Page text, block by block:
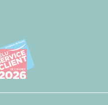
[Ecovadis Gold Badge - Top 5%